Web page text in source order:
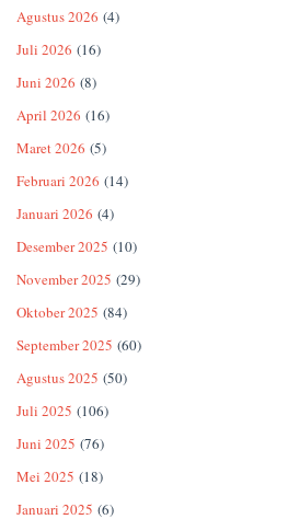
Agustus 2026 (4)
Juli 2026 (16)
Juni 2026 (8)
April 2026 (16)
Maret 2026 (5)
Februari 2026 (14)
Januari 2026 (4)
Desember 2025 (10)
November 2025 (29)
Oktober 2025 (84)
September 2025 (60)
Agustus 2025 (50)
Juli 2025 (106)
Juni 2025 (76)
Mei 2025 (18)
Januari 2025 (6)